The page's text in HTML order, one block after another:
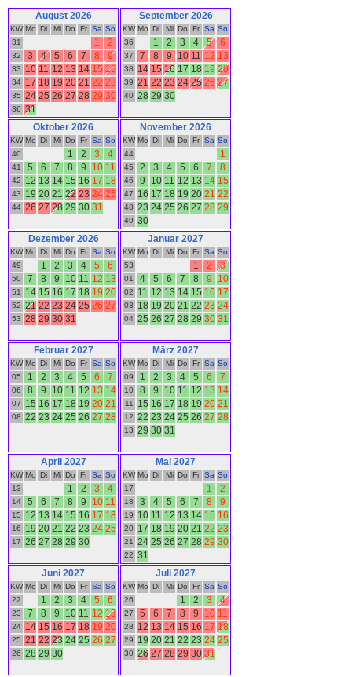
August 2026
KW Mo Di Mi Do Fr Sa So
31
1 2
32 3 4 5 6 7 8 9
33 10 11 12 13 14 15 16
34 17 18 19 20 21 22 23
35 24 25 26 27 28 29 30
36 31
September 2026
KW Mo Di Mi Do Fr Sa So
36
1 2 3 4 5 6
37 7 8 9 10 11 12 13
38 14 15 16 17 18 19 20
39 21 22 23 24 25 26 27
40 28 29 30
Oktober 2026
KW Mo Di Mi Do Fr Sa So
40
1 2 3 4
41 5 6 7 8 9 10 11
42 12 13 14 15 16 17 18
43 19 20 21 22 23 24 25
44 26 27 28 29 30 31
November 2026
KW Mo Di Mi Do Fr Sa So
44
1
45 2 3 4 5 6 7 8
46 9 10 11 12 13 14 15
47 16 17 18 19 20 21 22
48 23 24 25 26 27 28 29
49 30
Dezember 2026
KW Mo Di Mi Do Fr Sa So
49
1 2 3 4 5 6
50 7 8 9 10 11 12 13
51 14 15 16 17 18 19 20
52 21 22 23 24 25 26 27
53 28 29 30 31
Januar 2027
KW Mo Di Mi Do Fr Sa So
53
1 2 3
01 4 5 6 7 8 9 10
02 11 12 13 14 15 16 17
03 18 19 20 21 22 23 24
04 25 26 27 28 29 30 31
Februar 2027
KW Mo Di Mi Do Fr Sa So
05
1 2 3 4 5 6 7
06 8 9 10 11 12 13 14
07 15 16 17 18 19 20 21
08 22 23 24 25 26 27 28
März 2027
KW Mo Di Mi Do Fr Sa So
09
1 2 3 4 5 6 7
10 8 9 10 11 12 13 14
11 15 16 17 18 19 20 21
12 22 23 24 25 26 27 28
13 29 30 31
April 2027
KW Mo Di Mi Do Fr Sa So
13
1 2 3 4
14 5 6 7 8 9 10 11
15 12 13 14 15 16 17 18
16 19 20 21 22 23 24 25
17 26 27 28 29 30
Mai 2027
KW Mo Di Mi Do Fr Sa So
17
1 2
18 3 4 5 6 7 8 9
19 10 11 12 13 14 15 16
20 17 18 19 20 21 22 23
21 24 25 26 27 28 29 30
22 31
Juni 2027
KW Mo Di Mi Do Fr Sa So
22
1 2 3 4 5 6
23 7 8 9 10 11 12 13
24 14 15 16 17 18 19 20
25 21 22 23 24 25 26 27
26 28 29 30
Juli 2027
KW Mo Di Mi Do Fr Sa So
26
1 2 3 4
27 5 6 7 8 9 10 11
28 12 13 14 15 16 17 18
29 19 20 21 22 23 24 25
30 26 27 28 29 30 31